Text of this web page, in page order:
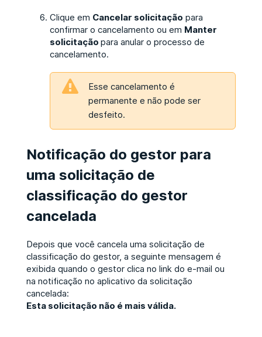
Clique em Cancelar solicitação para
confirmar o cancelamento ou em Manter
solicitaçãopara anular o processo de
cancelamento.
Esse cancelamento é
permanente e não pode ser
desfeito.
Notificação do gestor para
uma solicitação de
classificação do gestor
cancelada
Depois que você cancela uma solicitação de
classificação do gestor, a seguinte mensagem é
exibida quando o gestor clica no link do e-mail ou
na notificação no aplicativo da solicitação
cancelada:
Esta solicitação não é mais válida.